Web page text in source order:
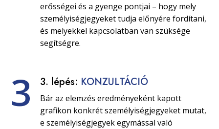
erősségei és a gyenge pontjai – hogy mely
személyiségjegyeket tudja előnyére fordítani,
és melyekkel kapcsolatban van szüksége
segítségre.
3 3. lépés: KONZULTÁCIÓ
Bár az elemzés eredményeként kapott
grafikon konkrét személyiségjegyeket mutat,
e személyiségjegyek egymással való